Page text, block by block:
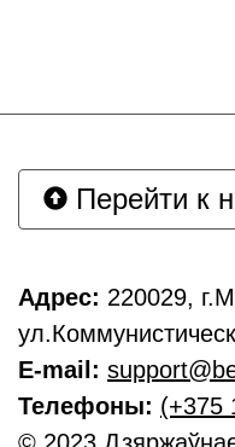
Перейти к
Адрес: 220029,
E-mail:
Телефоны: (+375
© 2023